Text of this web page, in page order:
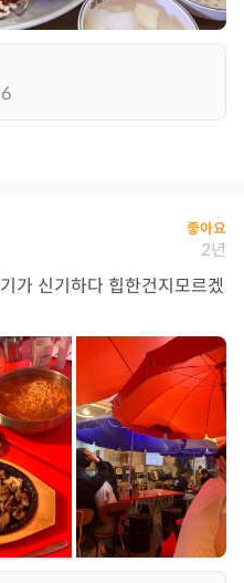
좋아요
2년
가 신기하다 힙한건지모르겠